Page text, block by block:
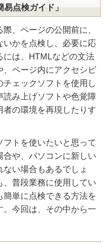
点検ガイド」
、ページの公開前に、
かを点検し、必要に応
には、HTMLなどの文法
ページ内にアクセシビ
ェックソフトを使用し
読み上げソフトや色覚障
の環境を再現したりす
フトを使いたいと思って
合や、パソコンに新しい
い場合もあるでしょ
、普段業務に使用してい
単に点検できる方法を
今回は、その中から一